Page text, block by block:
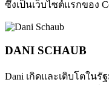
ซึ่งเป็นเว็บไซต์แรกของ
DANI SCHAUB
Dani เกิดและเติบโตใน